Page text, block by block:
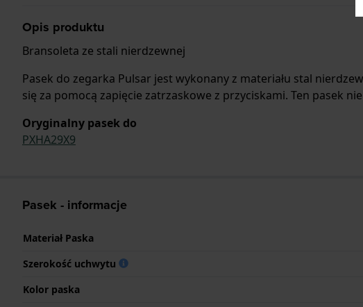
Opis produktu
Bransoleta ze stali nierdzewnej
Pasek do zegarka Pulsar jest wykonany z materiału stal
się za pomocą zapięcie zatrzaskowe z przyciskami. Ten pasek
Oryginalny pasek do
PXHA29X9
Pasek - informacje
Materiał Paska
Szerokość uchwytu
Kolor paska